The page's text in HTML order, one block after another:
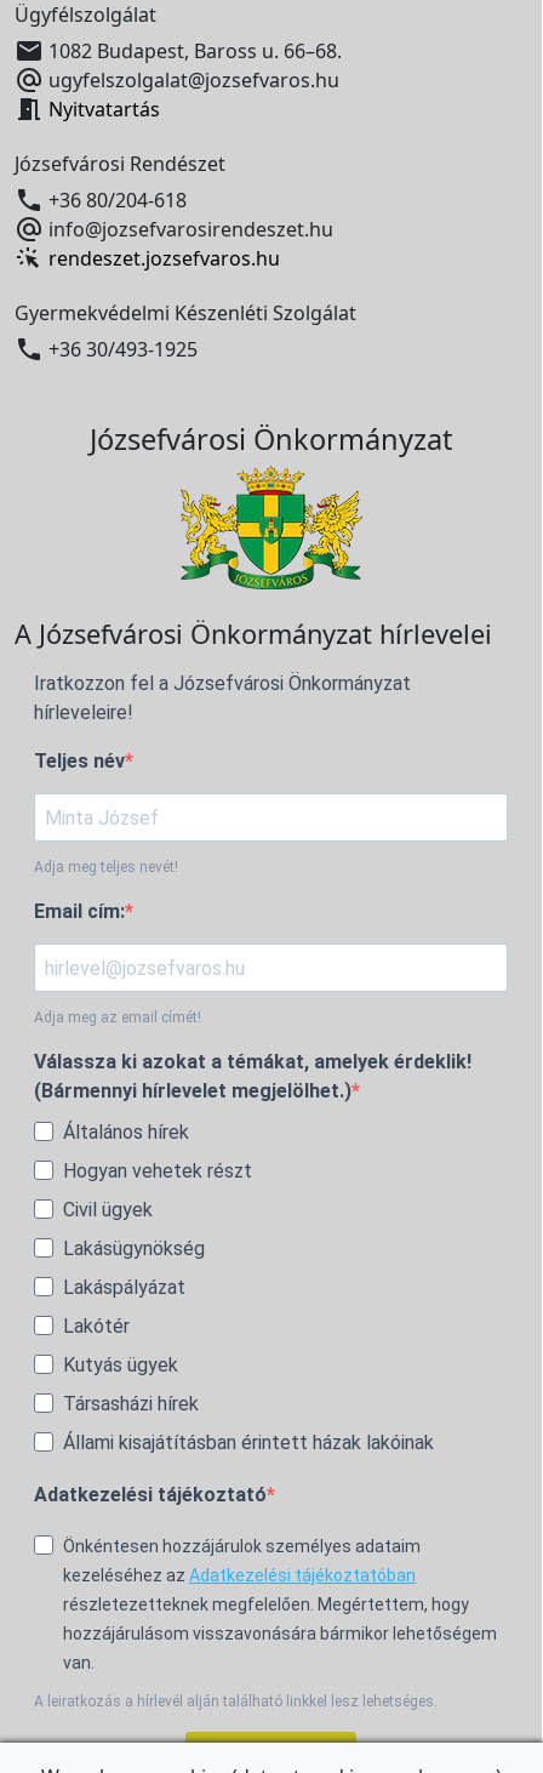
Ügyfélszolgálat
 1082 Budapest, Baross u. 66–68.
 ugyfelszolgalat@jozsefvaros.hu
 Nyitvatartás
Józsefvárosi Rendészet
 +36 80/204-618
 info@jozsefvarosirendeszet.hu
rendeszet.jozsefvaros.hu
Gyermekvédelmi Készenléti Szolgálat
 +36 30/493-1925
Józsefvárosi Önkormányzat
A Józsefvárosi Önkormányzat hírlevelei
Iratkozzon fel a Józsefvárosi Önkormányzat
hírleveleire!
Teljes név
Adja meg teljes nevét!
Email cím:
Adja meg az email címét!
Válassza ki azokat a témákat, amelyek érdeklik!
(Bármennyi hírlevelet megjelölhet.)
Általános hírek
Hogyan vehetek részt
Civil ügyek
Lakásügynökség
Lakáspályázat
Lakótér
Kutyás ügyek
Társasházi hírek
Állami kisajátításban érintett házak lakóinak
Adatkezelési tájékoztató
Önkéntesen hozzájárulok személyes adataim
kezeléséhez az Adatkezelési tájékoztatóban
részletezetteknek megfelelően. Megértettem, hogy
hozzájárulásom visszavonására bármikor lehetőségem
van.
A leiratkozás a hírlevél alján található linkkel lesz lehetséges.